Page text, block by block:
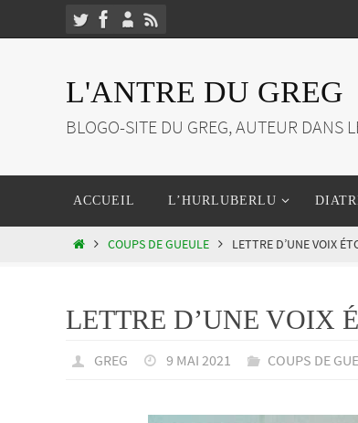
vers
L'ANTRE DU GREG
BLOGO-SITE DU GREG, AUTEUR DANS
le
ACCUEIL L’HURLUBERLU
HOMECOUPS DE GUEULE LETTRE D’UNE VOIX
LETTRE D’UNE VOIX
GREG 9 MAI 2021 COUPS DE